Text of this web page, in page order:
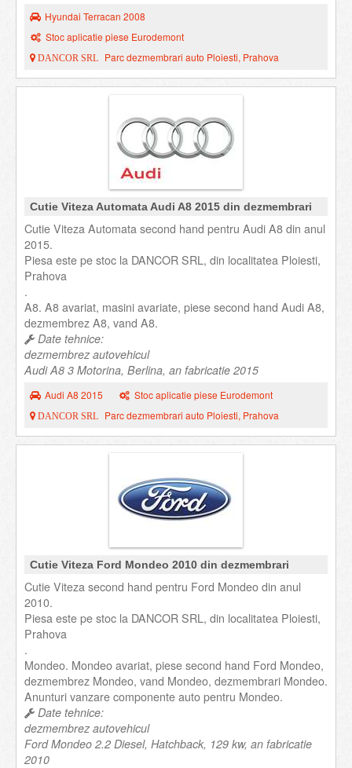
Hyundai Terracan 2008
Stoc aplicatie piese Eurodemont
DANCOR SRL Parc dezmembrari auto Ploiesti, Prahova
Cutie Viteza Automata Audi A8 2015 din dezmembrari
Cutie Viteza Automata second hand pentru Audi A8 din anul
2015.
Piesa este pe stoc la DANCOR SRL, din localitatea Ploiesti,
Prahova
.
A8. A8 avariat, masini avariate, piese second hand Audi A8,
dezmembrez A8, vand A8.
Date tehnice:
dezmembrez autovehicul
Audi A8 3 Motorina, Berlina, an fabricatie 2015
Audi A8 2015 Stoc aplicatie piese Eurodemont
DANCOR SRL Parc dezmembrari auto Ploiesti, Prahova
Cutie Viteza Ford Mondeo 2010 din dezmembrari
Cutie Viteza second hand pentru Ford Mondeo din anul
2010.
Piesa este pe stoc la DANCOR SRL, din localitatea Ploiesti,
Prahova
.
Mondeo. Mondeo avariat, piese second hand Ford Mondeo,
dezmembrez Mondeo, vand Mondeo, dezmembrari Mondeo.
Anunturi vanzare componente auto pentru Mondeo.
Date tehnice:
dezmembrez autovehicul
Ford Mondeo 2.2 Diesel, Hatchback, 129 kw, an fabricatie
2010